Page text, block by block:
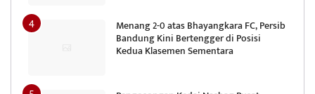
Menang 2-0 atas Bhayangkara FC, Persib
Bandung Kini Bertengger di Posisi
Kedua Klasemen Sementara